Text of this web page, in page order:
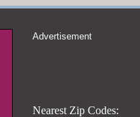
Advertisement
Nearest Zip Codes: